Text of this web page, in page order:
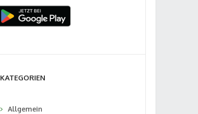
KATEGORIEN
Allgemein